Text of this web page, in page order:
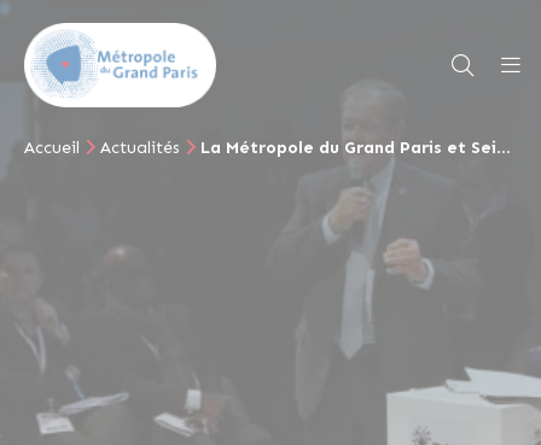
Accueil Actualités La Métropole du Grand Paris et Seine Grands Lacs : un modèle de solidarité pour la prévention des inondations